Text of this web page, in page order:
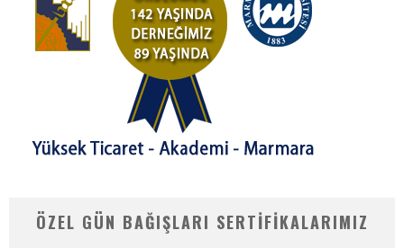
ÖZEL GÜN BAĞIŞLARI SERTIFIKALARIMIZ